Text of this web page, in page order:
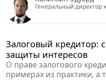
расширения
тренды 2026 года
О превентивных и
имущественном